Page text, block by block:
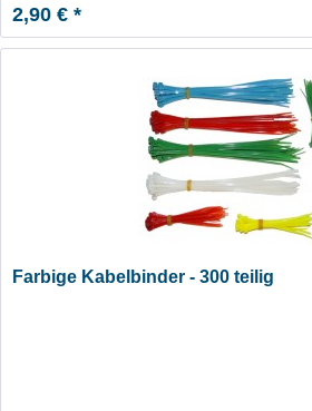
2,90 € *
Farbige Kabelbinder - 300 teilig